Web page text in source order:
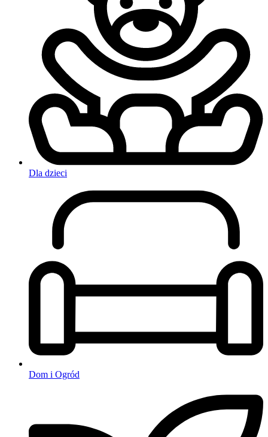
Dla dzieci
Dom i Ogród